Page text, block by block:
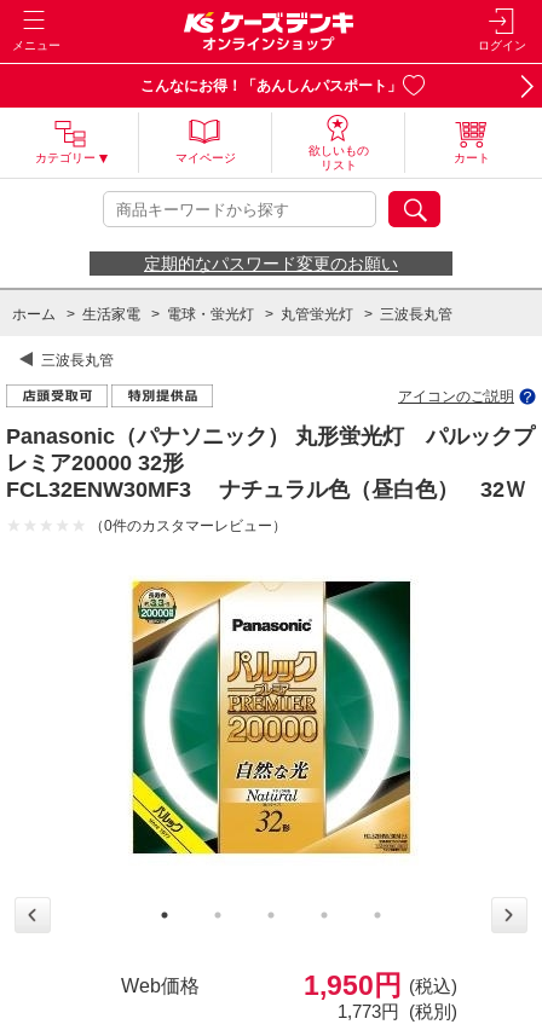
メニュー ログイン
こんなにお得！「あんしんパスポート」
カテゴリー マイページ
欲しいもの
リスト
カート
定期的なパスワード変更のお願い
ホーム > 生活家電 > 電球・蛍光灯 > 丸管蛍光灯 > 三波長丸管
三波長丸管
アイコンのご説明
Panasonic（パナソニック） 丸形蛍光灯 パルックプ
レミア20000 32形
FCL32ENW30MF3 ナチュラル色（昼白色） 32Ｗ
（0件のカスタマーレビュー）
Web価格 1,950円
(税込)
1,773円 (税別)